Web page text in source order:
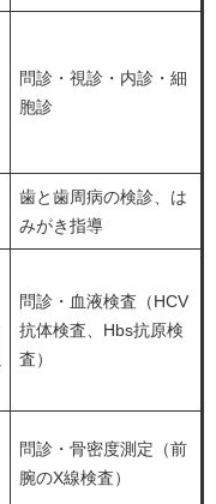
問診・視診・内診・細
胞診
歯と歯周病の検診、は
みがき指導
問診・血液検査（HCV
抗体検査、Hbs抗原検
査）
問診・骨密度測定（前
腕のX線検査）